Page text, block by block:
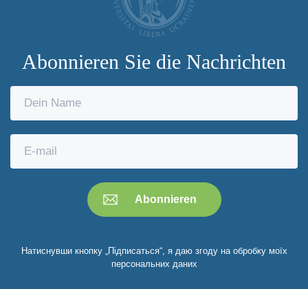
Abonnieren Sie die Nachrichten
Натиснувши кнопку „Підписаться“, я даю згоду на обробку моїх
персональних даних